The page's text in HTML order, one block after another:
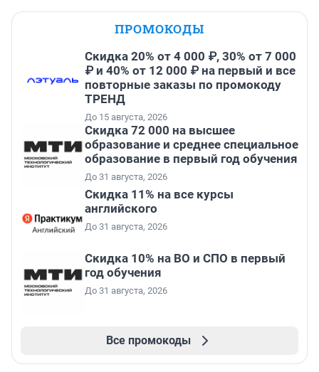
ПРОМОКОДЫ
Скидка 20% от 4 000 ₽, 30% от 7 000
₽ и 40% от 12 000 ₽ на первый и все
повторные заказы по промокоду
ТРЕНД
До 15 августа, 2026
Скидка 72 000 на высшее
образование и среднее специальное
образование в первый год обучения
До 31 августа, 2026
Скидка 11% на все курсы
английского
До 31 августа, 2026
Скидка 10% на ВО и СПО в первый
год обучения
До 31 августа, 2026
Все промокоды